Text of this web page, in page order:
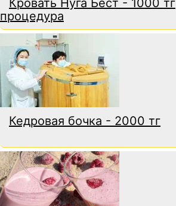
процедура
Кедровая бочка - 2000 тг